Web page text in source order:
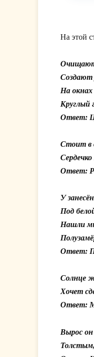
На этой
Очищают
На
Круглый
Ответ:
Стоит в
Ответ:
У
Под
Нашли
Ответ:
Солнце
Хочет
Ответ:
Вырос